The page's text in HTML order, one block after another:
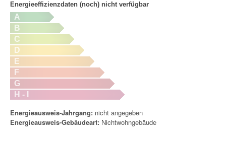
Energieeffizienzdaten (noch) nicht verfügbar
A
B
C
D
E
F
G
H - I
Energieausweis-Jahrgang: nicht angegeben
Energieausweis-Gebäudeart: Nichtwohngebäude